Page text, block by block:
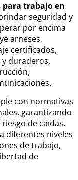
para trabajo en
seguridad y
por encima
arneses,
certificados,
duraderos,
con normativas
garantizando
de caídas.
diferentes niveles
de trabajo,
de